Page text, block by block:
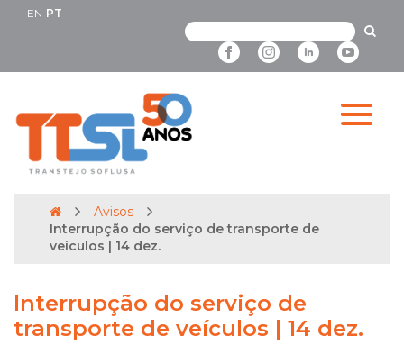
EN PT
Avisos
Interrupção do serviço de transporte de
veículos | 14 dez.
Interrupção do serviço de
transporte de veículos | 14 dez.